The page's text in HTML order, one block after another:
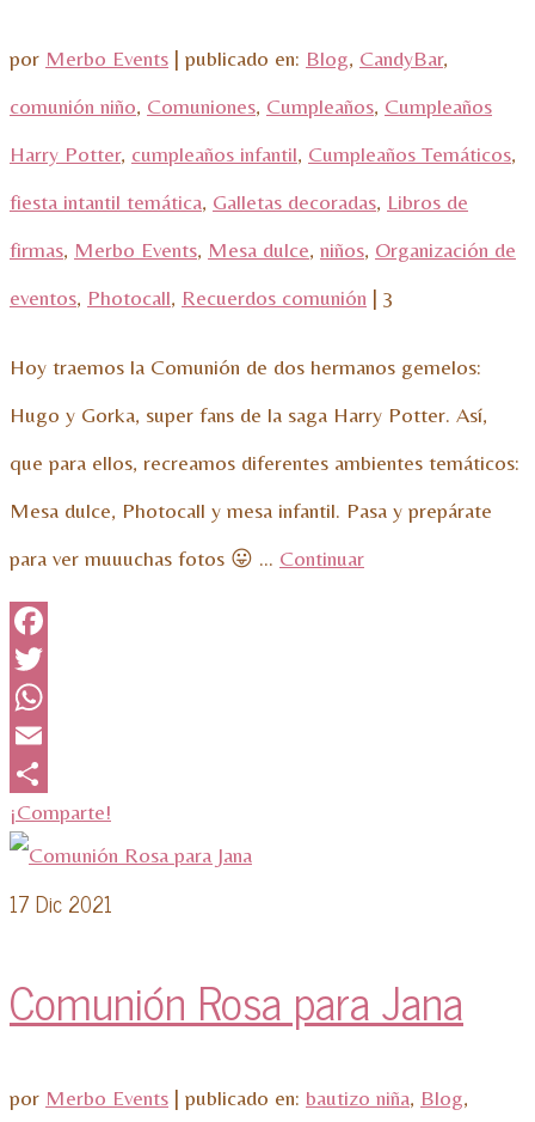
por Merbo Events | publicado en: Blog, CandyBar,
comunión niño, Comuniones, Cumpleaños, Cumpleaños
Harry Potter, cumpleaños infantil, Cumpleaños Temáticos,
fiesta intantil temática, Galletas decoradas, Libros de
firmas, Merbo Events, Mesa dulce, niños, Organización de
eventos, Photocall, Recuerdos comunión | 3
Hoy traemos la Comunión de dos hermanos gemelos:
Hugo y Gorka, super fans de la saga Harry Potter. Así,
que para ellos, recreamos diferentes ambientes temáticos:
Mesa dulce, Photocall y mesa infantil. Pasa y prepárate
para ver muuuchas fotos 😛 … Continuar
Facebook
Twitter
WhatsApp
Email
¡Comparte!
17 Dic 2021
Comunión Rosa para Jana
por Merbo Events | publicado en: bautizo niña, Blog,